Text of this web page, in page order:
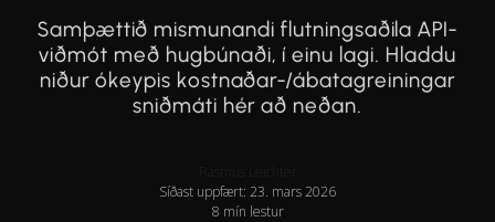
Samþættið mismunandi flutningsaðila API-
viðmót með hugbúnaði, í einu lagi. Hladdu
niður ókeypis kostnaðar-/ábatagreiningar
sniðmáti hér að neðan.
Rasmus Leichter
Síðast uppfært: 23. mars 2026
8 mín lestur